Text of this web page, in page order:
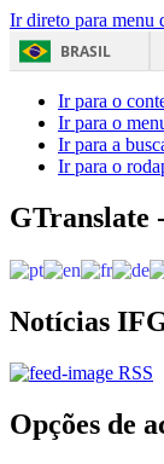
Ir direto para menu
BRASIL
Ir para o
Ir para o
Ir para a
Ir para o
GTranslate
Notícias
RSS
Opções de